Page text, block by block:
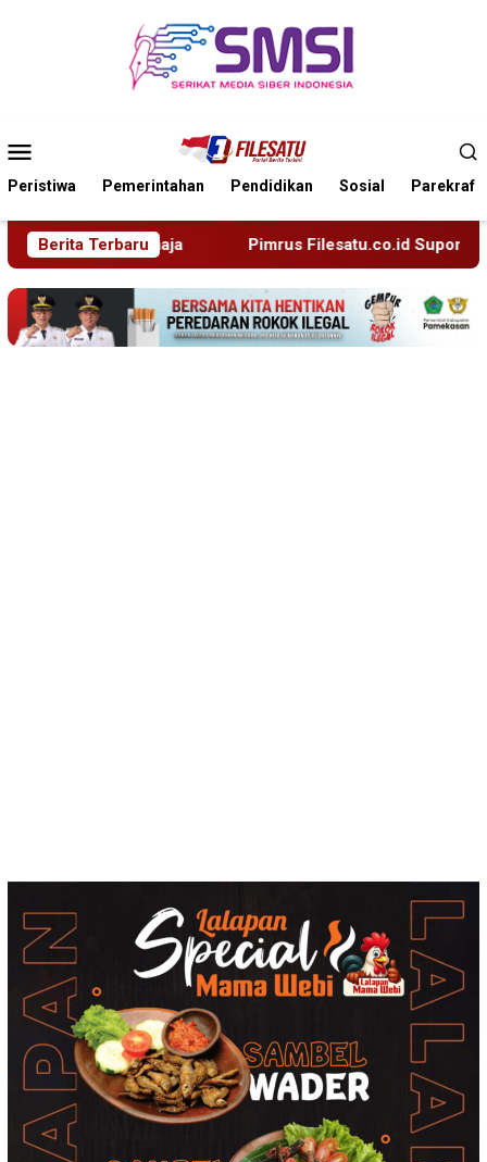
Mobile
Peristiwa Pemerintahan Pendidikan Sosial Parekraf
Berita Terbaru
Pimrus Filesatu.co.id Supono, S.H. Menuju Tanah Suci,